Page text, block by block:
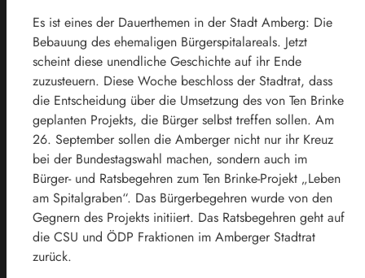
Es ist eines der Dauerthemen in der Stadt Amberg: Die
Bebauung des ehemaligen Bürgerspitalareals. Jetzt
scheint diese unendliche Geschichte auf ihr Ende
zuzusteuern. Diese Woche beschloss der Stadtrat, dass
die Entscheidung über die Umsetzung des von Ten Brinke
geplanten Projekts, die Bürger selbst treffen sollen. Am
26. September sollen die Amberger nicht nur ihr Kreuz
bei der Bundestagswahl machen, sondern auch im
Bürger- und Ratsbegehren zum Ten Brinke-Projekt „Leben
am Spitalgraben“. Das Bürgerbegehren wurde von den
Gegnern des Projekts initiiert. Das Ratsbegehren geht auf
die CSU und ÖDP Fraktionen im Amberger Stadtrat
zurück.